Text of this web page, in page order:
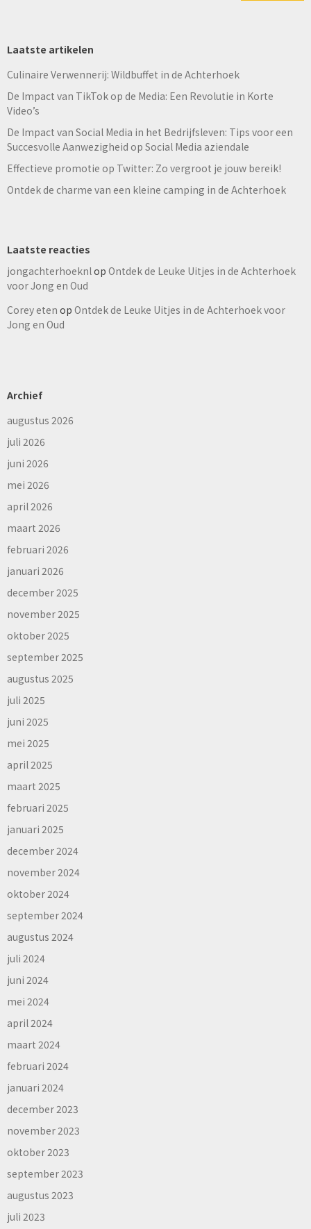
Laatste artikelen
Culinaire Verwennerij: Wildbuffet in de Achterhoek
De Impact van TikTok op de Media: Een Revolutie in Korte
Video’s
De Impact van Social Media in het Bedrijfsleven: Tips voor een
Succesvolle Aanwezigheid op Social Media aziendale
Effectieve promotie op Twitter: Zo vergroot je jouw bereik!
Ontdek de charme van een kleine camping in de Achterhoek
Laatste reacties
jongachterhoeknl op Ontdek de Leuke Uitjes in de Achterhoek
voor Jong en Oud
Corey eten op Ontdek de Leuke Uitjes in de Achterhoek voor
Jong en Oud
Archief
augustus 2026
juli 2026
juni 2026
mei 2026
april 2026
maart 2026
februari 2026
januari 2026
december 2025
november 2025
oktober 2025
september 2025
augustus 2025
juli 2025
juni 2025
mei 2025
april 2025
maart 2025
februari 2025
januari 2025
december 2024
november 2024
oktober 2024
september 2024
augustus 2024
juli 2024
juni 2024
mei 2024
april 2024
maart 2024
februari 2024
januari 2024
december 2023
november 2023
oktober 2023
september 2023
augustus 2023
juli 2023